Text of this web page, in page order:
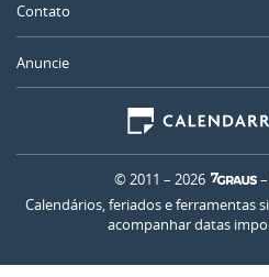
Contato
Anuncie
© 2011 – 2026 –
Calendários, feriados e ferramentas
acompanhar datas